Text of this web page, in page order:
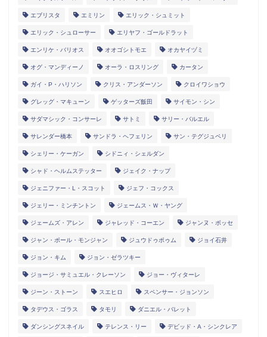
エブリスタ エミリン エリック・シュミット
エリック・シュローサー エリヤフ・ゴールドラット
エンリケ・バリオス オオゴシトモエ オカヤイヅミ
オグ・マンディーノ オーラ・ロスリング カータン
ガイ・P・ハリソン クリス・アンダーソン クロイワショウ
グレッグ・マキューン ゲッターズ飯田 サイモン・シン
サダマシック・コンサーレ サトミ サリー・バルエル
サレンダー橋本 サンドラ・ヘフェリン サン・テグジュペリ
シェリー・ケーガン シドニィ・シェルダン
シャド・ヘルムステッター ジェイク・ナップ
ジェニファー・L・スコット ジェフ・コックス
ジェリー・ミンチントン ジェームス・Ｗ・ヤング
ジェームズ・アレン ジャレッド・コーエン ジャンヌ・ボッセ
ジャン・ポール・モンジャン ジュウドゥポゥム ジョイ石井
ジョン・キム ジョン・ゼラツキー
ジョージ・サミュエル・クレーソン ジョー・ヴィターレ
ジーン・ストーン スエヒロ スペンサー・ジョンソン
タデウス・ゴラス タモリ ダニエル・バレット
ダンシングスネイル テレンス・リー デビッド・A・シンクレア